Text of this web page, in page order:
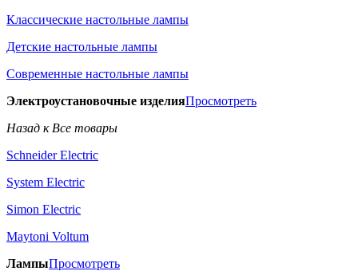
Классические настольные лампы
Детские настольные лампы
Современные настольные лампы
Электроустановочные изделияПросмотреть
Назад к Все товары
Schneider Electric
System Electric
Simon Electric
Maytoni Voltum
ЛампыПросмотреть